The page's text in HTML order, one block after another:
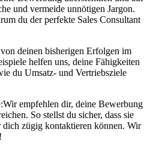
und vermeide unnötigen Jargon.
du der perfekte Sales Consultant
deinen bisherigen Erfolgen im
helfen uns, deine Fähigkeiten
du Umsatz- und Vertriebsziele
Wir empfehlen dir, deine Bewerbung
So stellst du sicher, dass sie
zügig kontaktieren können. Wir